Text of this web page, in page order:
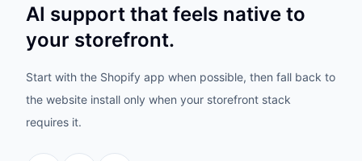
AI support that feels native to
your storefront.
Start with the Shopify app when possible, then fall back to
the website install only when your storefront stack
requires it.